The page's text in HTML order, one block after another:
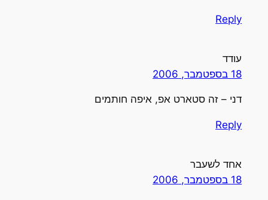
Reply
עודד
18 בספטמבר, 2006
דני – זה סטארט אפ, איפה חותמים
Reply
אחד לשעבר
18 בספטמבר, 2006